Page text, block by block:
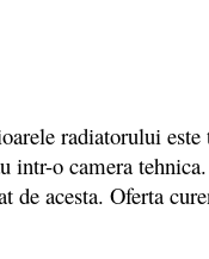
radiatorului
intr-o camera
acesta. Oferta